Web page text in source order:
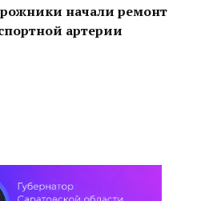
начали ремонт
артерии